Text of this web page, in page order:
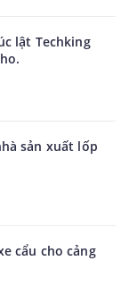
lật Techking
sản xuất lốp
cẩu cho cảng